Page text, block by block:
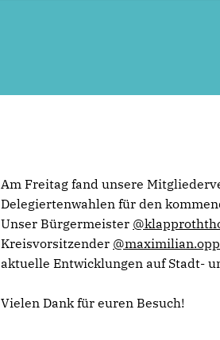
Am Freitag fand unsere
Delegiertenwahlen für den
Unser Bürgermeister
Kreisvorsitzender
aktuelle Entwicklungen auf Stadt-
Vielen Dank für euren Besuch!